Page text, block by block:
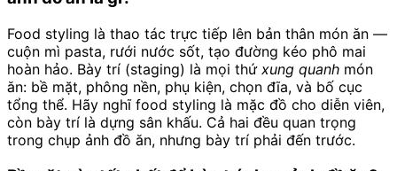
Food styling là thao tác trực tiếp lên bản thân món ăn —
cuộn mì pasta, rưới nước sốt, tạo đường kéo phô mai
hoàn hảo. Bày trí (staging) là mọi thứ xung quanh món
ăn: bề mặt, phông nền, phụ kiện, chọn đĩa, và bố cục
tổng thể. Hãy nghĩ food styling là mặc đồ cho diễn viên,
còn bày trí là dựng sân khấu. Cả hai đều quan trọng
trong chụp ảnh đồ ăn, nhưng bày trí phải đến trước.